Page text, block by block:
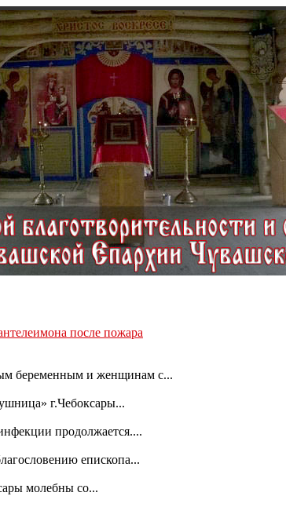
после пожара
беременным и женщинам с...
г.Чебоксары...
продолжается....
епископа...
молебны со...